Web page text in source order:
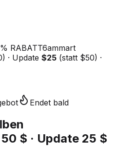
RABATT6ammart
· Update $25 (statt $50) ·
Endet bald
$ · Update 25 $